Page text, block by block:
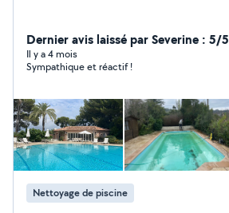
Dernier avis laissé par Severine : 5/5
Il y a 4 mois
Sympathique et réactif !
Nettoyage de piscine